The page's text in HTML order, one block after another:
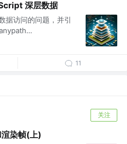
深层数据
据访问的问题，并引
11
关注
染帧(上)